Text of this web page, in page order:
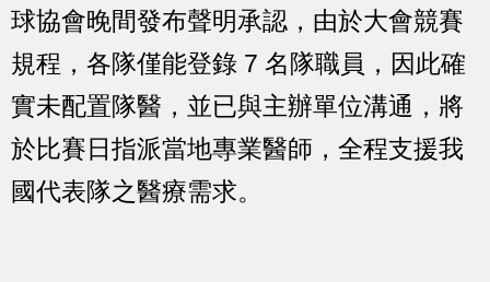
球協會晚間發布聲明承認，由於大會競賽
規程，各隊僅能登錄 7 名隊職員，因此確
實未配置隊醫，並已與主辦單位溝通，將
於比賽日指派當地專業醫師，全程支援我
國代表隊之醫療需求。